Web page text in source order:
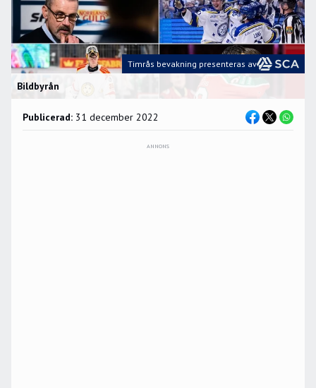
Bildbyrån
Timrås bevakning presenteras av
Publicerad: 31 december 2022
ANNONS